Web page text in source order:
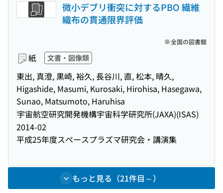
微小デブリ衝突に対するPBO 繊維
織布の貫通限界評価
紙 文書・図像類
東出, 真澄, 黒崎, 裕久, 長谷川, 直, 松本, 晴久,
Higashide, Masumi, Kurosaki, Hirohisa, Hasegawa,
Sunao, Matsumoto, Haruhisa
宇宙航空研究開発機構宇宙科学研究所(JAXA)(ISAS)
2014-02
平成25年度スペースプラズマ研究会・講演集
全国の図書館
もっと見る（21件目～）